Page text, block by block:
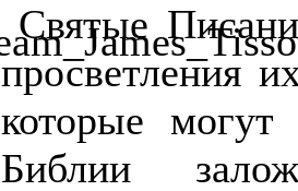
Святые
просветления
которые
Библии